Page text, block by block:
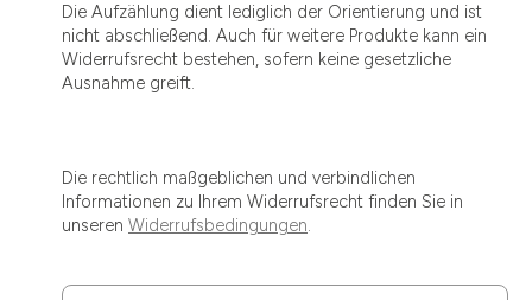
Die Aufzählung dient lediglich der Orientierung und ist
nicht abschließend. Auch für weitere Produkte kann ein
Widerrufsrecht bestehen, sofern keine gesetzliche
Ausnahme greift.
Die rechtlich maßgeblichen und verbindlichen
Informationen zu Ihrem Widerrufsrecht finden Sie in
unseren Widerrufsbedingungen.